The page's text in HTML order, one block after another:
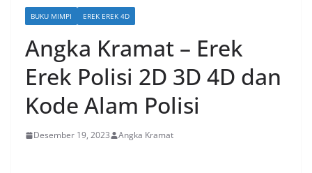
BUKU MIMPI EREK EREK 4D
Angka Kramat – Erek
Erek Polisi 2D 3D 4D dan
Kode Alam Polisi
Desember 19, 2023 Angka Kramat